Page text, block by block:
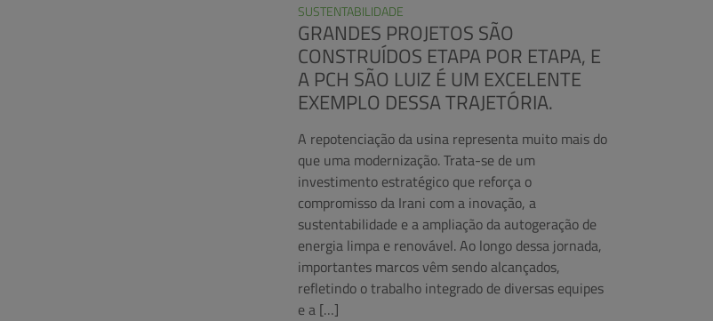
SUSTENTABILIDADE
GRANDES PROJETOS SÃO
CONSTRUÍDOS ETAPA POR ETAPA, E
A PCH SÃO LUIZ É UM EXCELENTE
EXEMPLO DESSA TRAJETÓRIA.
A repotenciação da usina representa muito mais do
que uma modernização. Trata-se de um
investimento estratégico que reforça o
compromisso da Irani com a inovação, a
sustentabilidade e a ampliação da autogeração de
energia limpa e renovável. Ao longo dessa jornada,
importantes marcos vêm sendo alcançados,
refletindo o trabalho integrado de diversas equipes
e a […]